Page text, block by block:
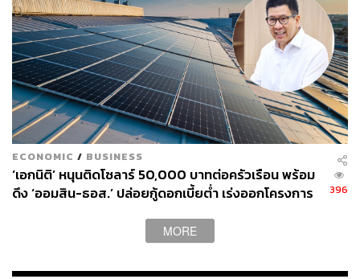
ทำให้ไทยขาดการวิจัยและพัฒนา (R&D) รวมถึงขาดโอกาส
ในการทำความเข้าใจตลาดแห่งอนาคต (Future Market)
ด้วยเหตุนี้ ไทยจึงจำเป็นต้องเร่งดึงดูด FDI เพื่อดึงองค์ความรู้
(Know-How) จากต่างประเทศ มาช่วยในการเปลี่ยนแปลง
โครงสร้างการผลิต ให้ทันต่อการเปลี่ยนแปลงเทคโนโลยีและ
แพลตฟอร์มการผลิตสมัยใหม่ เช่น หุ่นยนต์, ดิจิทัล, AI
ปลดล็อก 4 ข้อจำกัด เร่งดึง FDI
ในการดึงดูดเม็ดเงินลงทุนจากต่างประเทศ พิชัยชี้ว่า จำเป็น
ต้องมีการผ่อนคลายกฎระเบียบเงื่อนไขต่างๆ เพื่อเอื้อให้การ
ECONOMIC / BUSINESS
‘เอกนิติ’ หนุนติดโซลาร์ 50,000 บาทต่อครัวเรือน พร้อม
ดึง ‘ออมสิน-ธอส.’ ปล่อยกู้ดอกเบี้ยต่ำ เร่งออกโครงการ
396
MORE